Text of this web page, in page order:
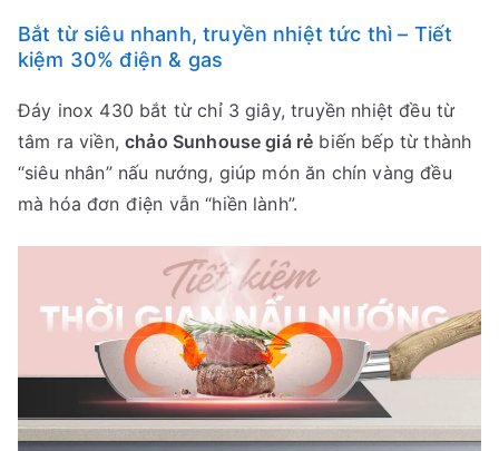
Bắt từ siêu nhanh, truyền nhiệt tức thì – Tiết
kiệm 30% điện & gas
Đáy inox 430 bắt từ chỉ 3 giây, truyền nhiệt đều từ
tâm ra viền,chảo Sunhouse giá rẻ biến bếp từ thành
“siêu nhân” nấu nướng, giúp món ăn chín vàng đều
mà hóa đơn điện vẫn “hiền lành”.